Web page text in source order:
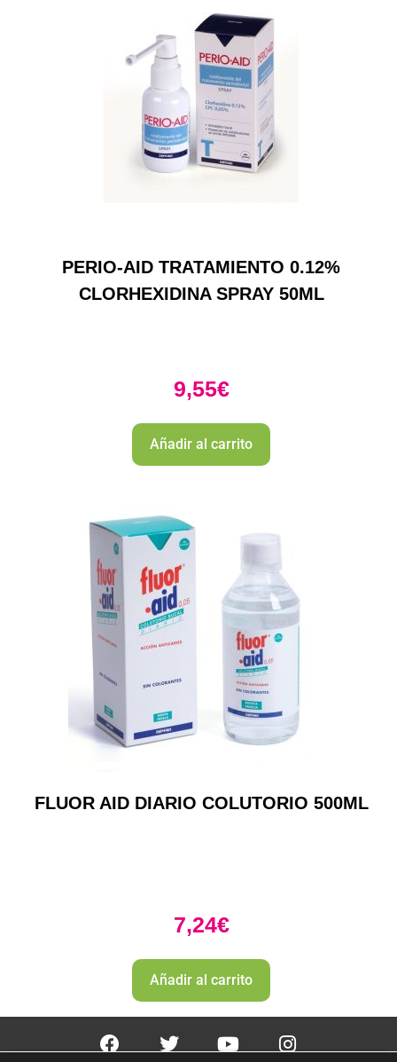
PERIO-AID TRATAMIENTO 0.12%
CLORHEXIDINA SPRAY 50ML
9,55€
Añadir al carrito
FLUOR AID DIARIO COLUTORIO 500ML
7,24€
Añadir al carrito